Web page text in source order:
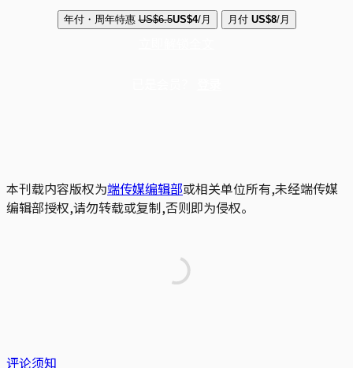
年付・周年特惠 US$6.5US$4/月 月付 US$8/月
本刊载内容版权为端传媒编辑部或相关单位所有,未经端传媒
编辑部授权,请勿转载或复制,否则即为侵权。
评论须知